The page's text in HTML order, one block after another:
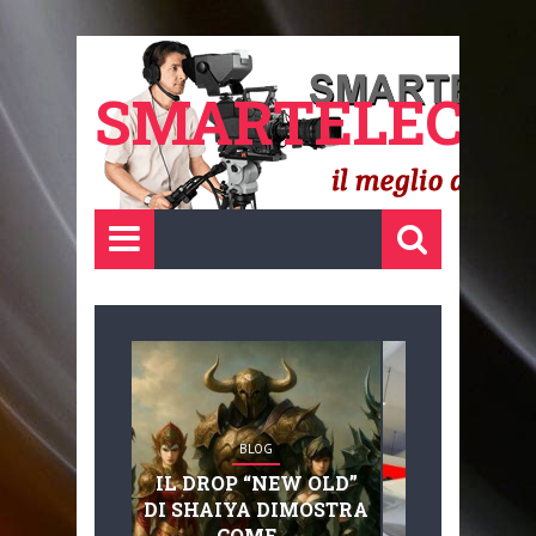
BLOG
IL DROP “NEW OLD”
DI SHAIYA DIMOSTRA